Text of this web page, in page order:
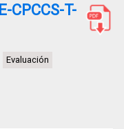
CPCCS-T-
Evaluación